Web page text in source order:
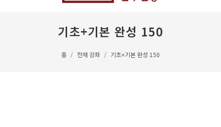
기초+기본 완성 150
홈 전체 강좌 기초+기본 완성 150